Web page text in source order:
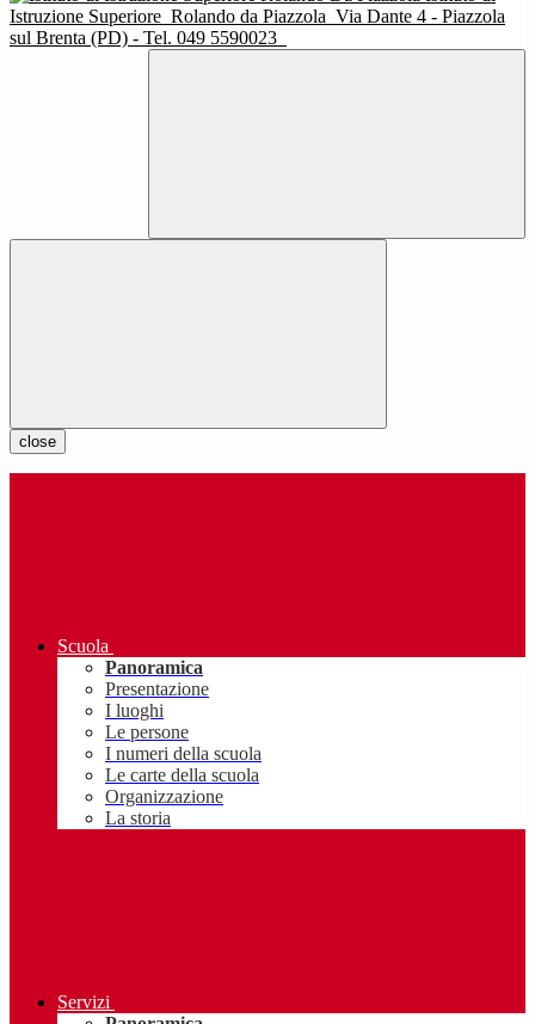
Istruzione Superiore Rolando da Piazzola Via Dante 4 - Piazzola
sul Brenta (PD) - Tel. 049 5590023
close
Scuola
Panoramica
Presentazione
I luoghi
Le persone
I numeri della scuola
Le carte della scuola
Organizzazione
La storia
Servizi